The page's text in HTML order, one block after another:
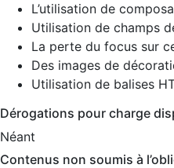
L’utilisation de
Utilisation de champs
La perte du focus sur
Des images de
Utilisation de balises
Dérogations pour charge
Néant
Contenus non soumis à